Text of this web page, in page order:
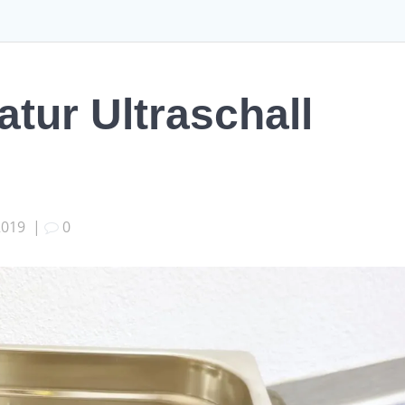
Ultraschall
| 0